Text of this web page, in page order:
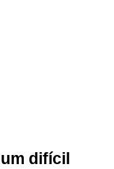
difícil